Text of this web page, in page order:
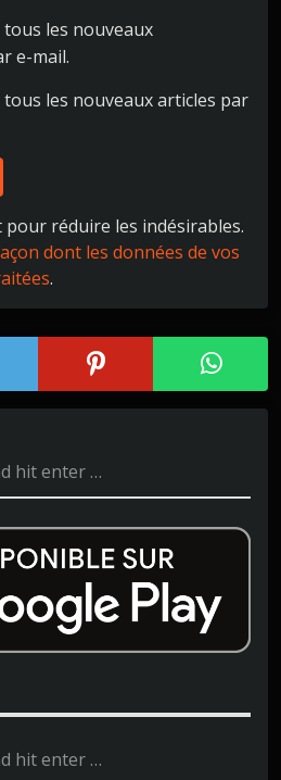
les nouveaux
e-mail.
les nouveaux articles par
pour réduire les indésirables.
dont les données de vos
.